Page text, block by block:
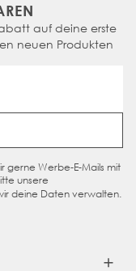
auf deine erste
neuen Produkten
gerne Werbe-E-Mails mit
unsere
deine Daten verwalten.